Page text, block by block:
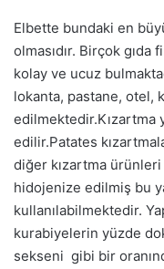
Elbette bundaki en
olmasıdır. Birçok gıda
kolay ve ucuz
lokanta, pastane, otel,
edilmektedir.Kızartma
edilir.Patates
diğer kızartma ürünleri
hidojenize edilmiş bu
kullanılabilmektedir.
kurabiyelerin yüzde
sekseni gibi bir